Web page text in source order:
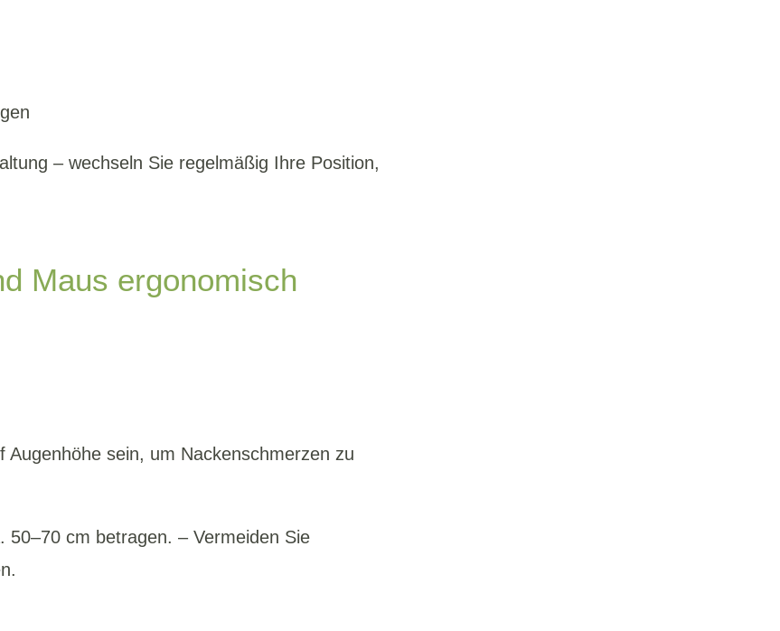
– wechseln Sie regelmäßig Ihre Position,
Maus ergonomisch
sein, um Nackenschmerzen zu
50–70 cm betragen. – Vermeiden Sie